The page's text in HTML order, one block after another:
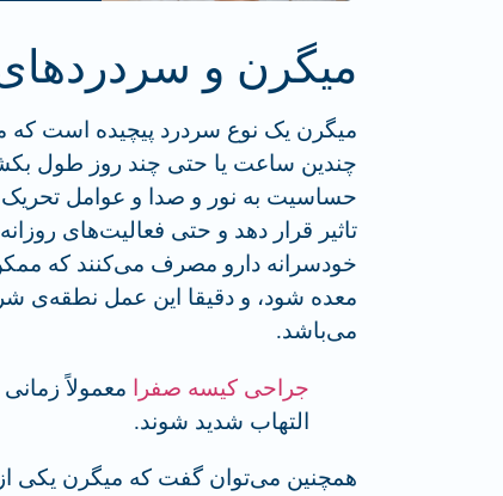
میگرن و
میگرن یک نوع سردرد پیچیده است
چندین ساعت یا حتی چند روز طول
حساسیت به نور و صدا و عوامل
تاثیر قرار دهد و حتی فعالیت‌های
خودسرانه دارو مصرف می‌کنند که
معده شود، و دقیقا این عمل نطقه‌‌ی
می‌باشد.
جراحی کیسه صفرا معمولاً
التهاب شدید شوند.
همچنین می‌توان گفت که میگرن یکی